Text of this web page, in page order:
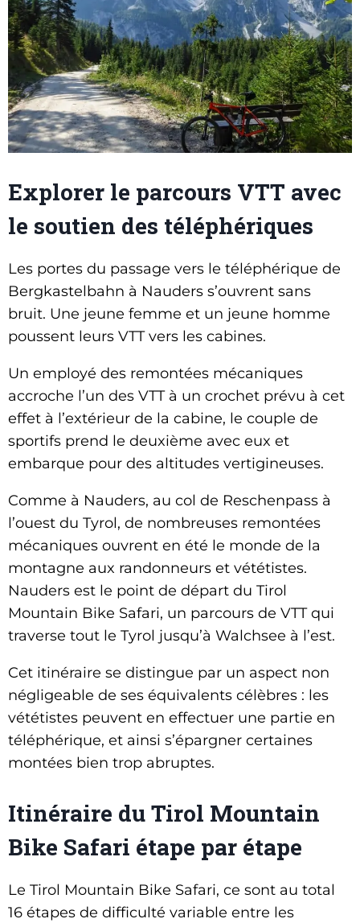
Explorer le parcours VTT avec
le soutien des téléphériques
Les portes du passage vers le téléphérique de
Bergkastelbahn à Nauders s’ouvrent sans
bruit. Une jeune femme et un jeune homme
poussent leurs VTT vers les cabines.
Un employé des remontées mécaniques
accroche l’un des VTT à un crochet prévu à cet
effet à l’extérieur de la cabine, le couple de
sportifs prend le deuxième avec eux et
embarque pour des altitudes vertigineuses.
Comme à Nauders, au col de Reschenpass à
l’ouest du Tyrol, de nombreuses remontées
mécaniques ouvrent en été le monde de la
montagne aux randonneurs et vététistes.
Nauders est le point de départ du Tirol
Mountain Bike Safari, un parcours de VTT qui
traverse tout le Tyrol jusqu’à Walchsee à l’est.
Cet itinéraire se distingue par un aspect non
négligeable de ses équivalents célèbres : les
vététistes peuvent en effectuer une partie en
téléphérique, et ainsi s’épargner certaines
montées bien trop abruptes.
Itinéraire du Tirol Mountain
Bike Safari étape par étape
Le Tirol Mountain Bike Safari, ce sont au total
16 étapes de difficulté variable entre les